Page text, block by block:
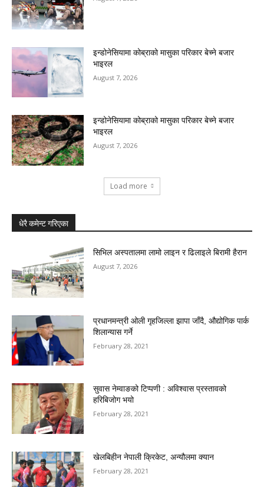
इन्डोनेसियामा कोब्राको मासुका परिकार बेच्ने बजार
भाइरल
August 7, 2026
इन्डोनेसियामा कोब्राको मासुका परिकार बेच्ने बजार
भाइरल
August 7, 2026
Load more
धेरै कमेन्ट गरिएका
सिभिल अस्पतालमा लामो लाइन र ढिलाइले बिरामी हैरान
August 7, 2026
प्रधानमन्त्री ओली गृहजिल्ला झापा जाँदै, औद्योगिक पार्क
शिलान्यास गर्ने
February 28, 2021
सुवास नेम्वाङको टिप्पणी : अविश्वास प्रस्तावको
हरिबिजोग भयो
February 28, 2021
खेलबिहीन नेपाली क्रिकेट, अन्यौलमा क्यान
February 28, 2021